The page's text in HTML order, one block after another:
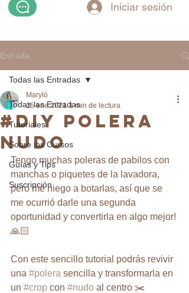
Iniciar sesión
Entrada
Todas las Entradas
Tutoriales
Sobre los Cursos
Guías y Tips
Suscripción
Todas las Entradas
#DIY Polera
Nudo
Maryló
25 ene 2021 1 min de lectura
Tengo muchas poleras de pabilos con
manchas o piquetes de la lavadora,
pero me niego a botarlas, así que se
me ocurrió darle una segunda
oportunidad y convertirla en algo mejor!
🙏🏻
Con este sencillo tutorial podrás revivir
una #polera sencilla y transformarla en
un #crop con #nudo al centro ✂️